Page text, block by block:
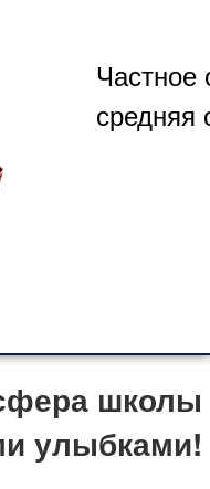
Частное
средняя
улыбками!